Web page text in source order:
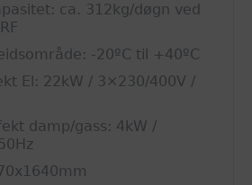
ca. 312kg/døgn ved
-20ºC til +40ºC
El: 22kW / 3×230/400V /
damp/gass: 4kW /